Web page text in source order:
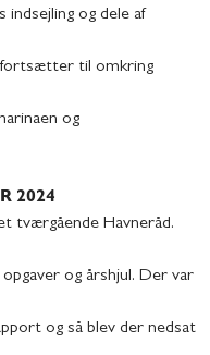
indsejling og dele af
fortsætter til omkring
og
2024
tværgående Havneråd.
og årshjul. Der var
og så blev der nedsat